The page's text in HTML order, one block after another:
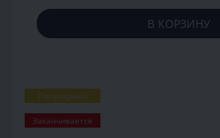
В КОРЗИНУ
Популярный
Заканчивается